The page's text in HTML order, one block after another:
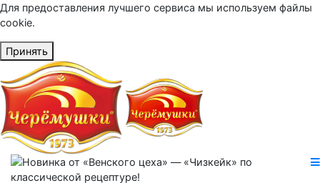
Для предоставления лучшего сервиса мы используем файлы
cookie.
Принять